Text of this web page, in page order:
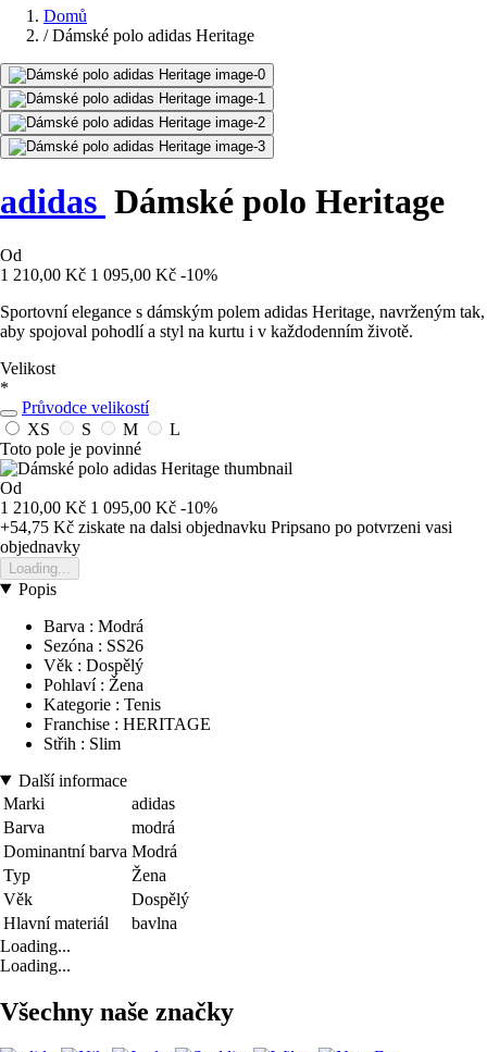
Domů
/ Dámské polo adidas Heritage
adidas Dámské polo Heritage
Od
1 210,00 Kč 1 095,00 Kč -10%
Sportovní elegance s dámským polem adidas Heritage, navrženým tak,
aby spojoval pohodlí a styl na kurtu i v každodenním životě.
Velikost
*
Průvodce velikostí
XS
S M
L
Toto pole je povinné
Od
1 210,00 Kč 1 095,00 Kč -10%
+54,75 Kč ziskate na dalsi objednavku Pripsano po potvrzeni vasi
objednavky
Loading...
Popis
Barva : Modrá
Sezóna : SS26
Věk : Dospělý
Pohlaví : Žena
Kategorie : Tenis
Franchise : HERITAGE
Střih : Slim
Další informace
Marki
adidas
Barva
modrá
Dominantní barva Modrá
Typ
Žena
Věk
Dospělý
Hlavní materiál
bavlna
Loading...
Loading...
Všechny naše značky